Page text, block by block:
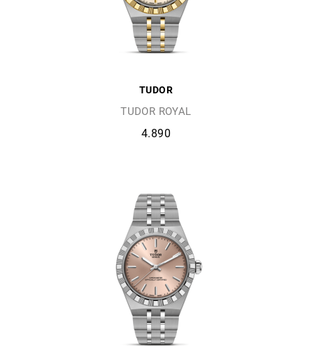
TUDOR
TUDOR ROYAL
4.890